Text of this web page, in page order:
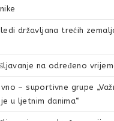
državljana trećih
na određeno
– suportivne grupe
u ljetnim danima“